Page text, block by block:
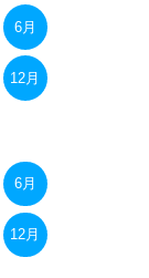
6月
12月
6月
12月